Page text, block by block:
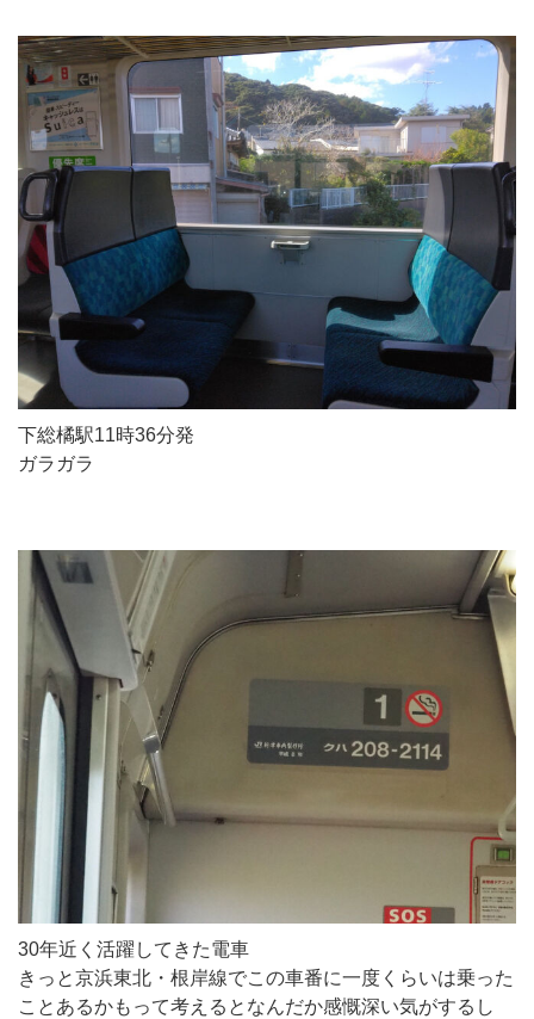
下総橘駅11時36分発
ガラガラ
30年近く活躍してきた電車
きっと京浜東北・根岸線でこの車番に一度くらいは乗った
ことあるかもって考えるとなんだか感慨深い気がするし